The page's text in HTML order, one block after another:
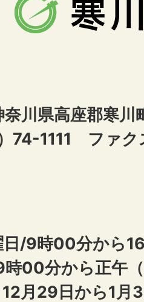
川県高座郡寒川
74-1111 ファ
日/9時00分から
00分から正午
12月29日から1月